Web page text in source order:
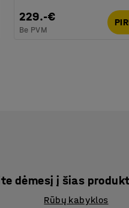
229.-€
Be PVM
dėmesį į šias
Rūbų kabyklos